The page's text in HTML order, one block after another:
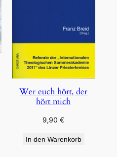
Wer euch hört, der
hört mich
9,90€
In den Warenkorb